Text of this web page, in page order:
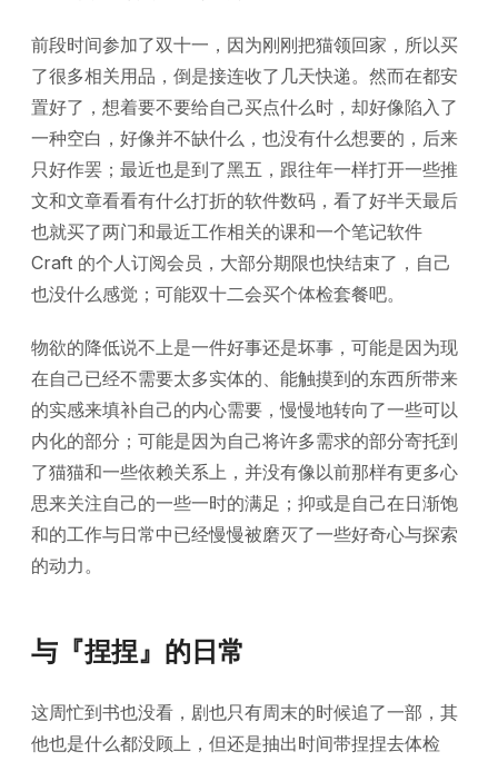
前段时间参加了双十一，因为刚刚把猫领回家，所以买
了很多相关用品，倒是接连收了几天快递。然而在都安
置好了，想着要不要给自己买点什么时，却好像陷入了
一种空白，好像并不缺什么，也没有什么想要的，后来
只好作罢；最近也是到了黑五，跟往年一样打开一些推
文和文章看看有什么打折的软件数码，看了好半天最后
也就买了两门和最近工作相关的课和一个笔记软件
Craft 的个人订阅会员，大部分期限也快结束了，自己
也没什么感觉；可能双十二会买个体检套餐吧。
物欲的降低说不上是一件好事还是坏事，可能是因为现
在自己已经不需要太多实体的、能触摸到的东西所带来
的实感来填补自己的内心需要，慢慢地转向了一些可以
内化的部分；可能是因为自己将许多需求的部分寄托到
了猫猫和一些依赖关系上，并没有像以前那样有更多心
思来关注自己的一些一时的满足；抑或是自己在日渐饱
和的工作与日常中已经慢慢被磨灭了一些好奇心与探索
的动力。
与『捏捏』的日常
这周忙到书也没看，剧也只有周末的时候追了一部，其
他也是什么都没顾上，但还是抽出时间带捏捏去体检